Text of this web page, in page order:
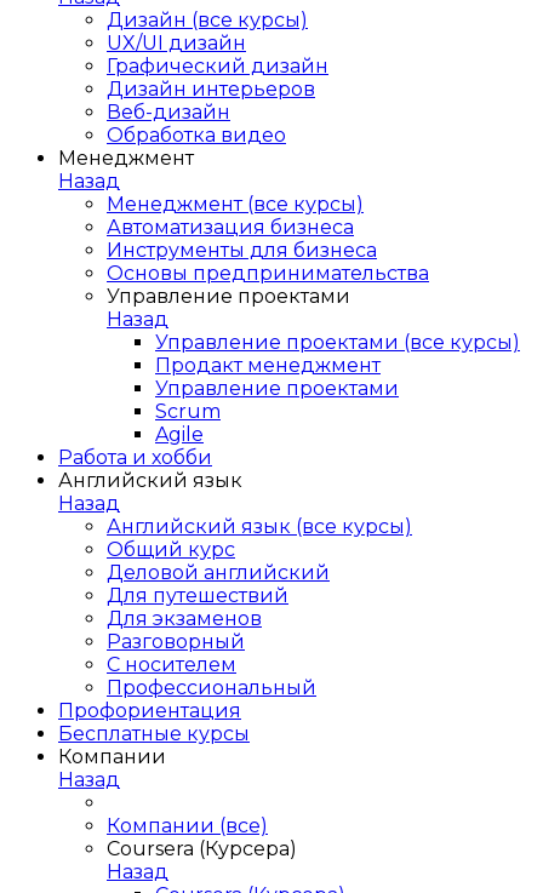
Дизайн (все курсы)
UX/UI дизайн
Графический дизайн
Дизайн интерьеров
Веб-дизайн
Обработка видео
Менеджмент
Назад
Менеджмент (все курсы)
Автоматизация бизнеса
Инструменты для бизнеса
Основы предпринимательства
Управление проектами
Назад
Управление проектами (все курсы)
Продакт менеджмент
Управление проектами
Scrum
Agile
Работа и хобби
Английский язык
Назад
Английский язык (все курсы)
Общий курс
Деловой английский
Для путешествий
Для экзаменов
Разговорный
С носителем
Профессиональный
Профориентация
Бесплатные курсы
Компании
Назад
Компании (все)
Coursera (Курсера)
Назад